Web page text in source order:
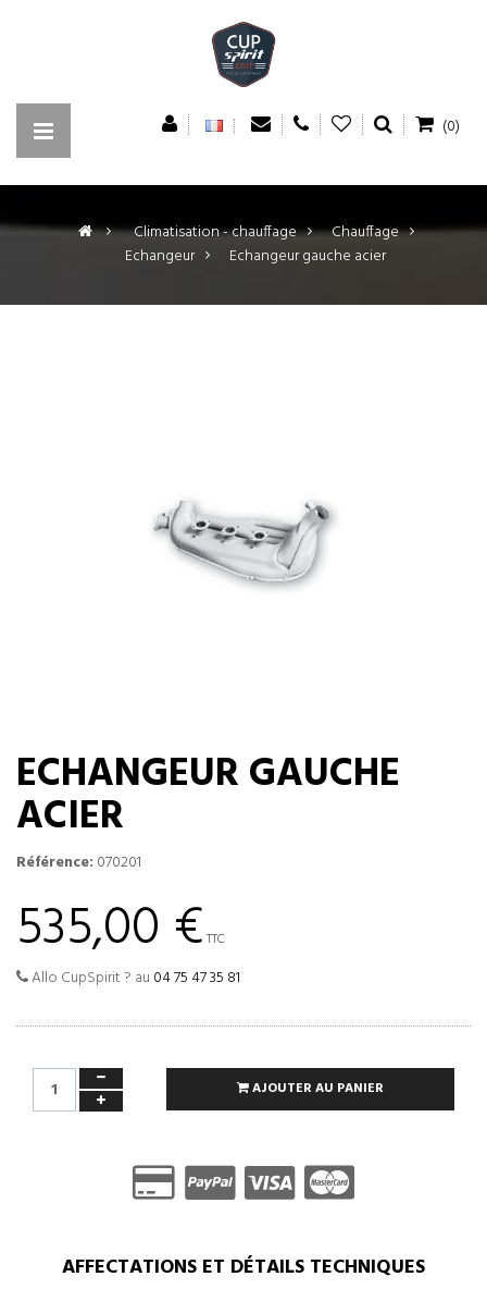
(0)
> Climatisation - chauffage >
Chauffage
Echangeur > Echangeur gauche acier
ECHANGEUR GAUCHE
ACIER
Référence: 070201
535,00 € TTC
Allo CupSpirit ? au 04 75 47 35 81
AJOUTER AU PANIER
AFFECTATIONS ET DÉTAILS TECHNIQUES